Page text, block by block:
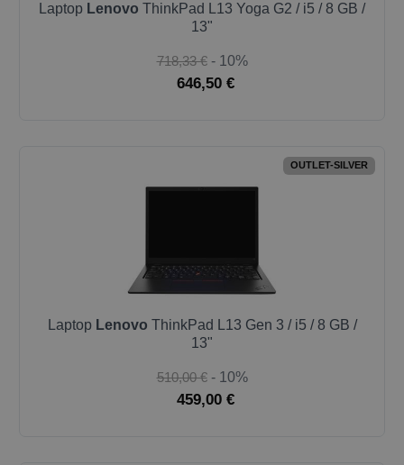
Laptop Lenovo ThinkPad L13 Yoga G2 / i5 / 8 GB /
13"
718,33 € - 10%
646,50 €
OUTLET-SILVER
Laptop Lenovo ThinkPad L13 Gen 3 / i5 / 8 GB /
13"
510,00 € - 10%
459,00 €